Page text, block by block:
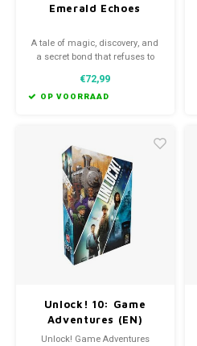
Emerald Echoes
A tale of magic, discovery, and
a secret bond that refuses to
a heartfelt story as you solve
through a tactile mystery.
€72,99
OP VOORRAAD
Unlock! 10: Game
Adventures (EN)
Unlock! Game Adventures